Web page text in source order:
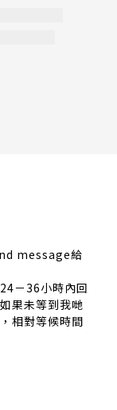
message給
－36小時內回
果未等到我哋
相對等候時間